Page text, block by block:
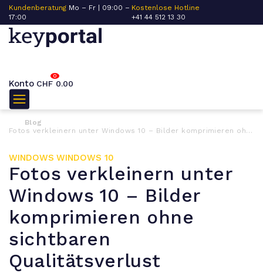
Kundenberatung Mo – Fr | 09:00 –
17:00
Kostenlose Hotline
+41 44 512 13 30
Konto
0
CHF 0.00
Blog
Fotos verkleinern unter Windows 10 – Bilder komprimieren ohne sichtbaren Qualitätsverlust
WINDOWS WINDOWS 10
Fotos verkleinern unter
Windows 10 – Bilder
komprimieren ohne
sichtbaren
Qualitätsverlust